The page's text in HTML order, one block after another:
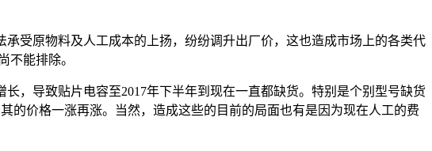
受原物料及人工成本的上扬，纷纷调升出厂价，这也造成市场上的各类代
不能排除。
，导致贴片电容至2017年下半年到现在一直都缺货。特别是个别型号缺货
的价格一涨再涨。当然，造成这些的目前的局面也有是因为现在人工的费